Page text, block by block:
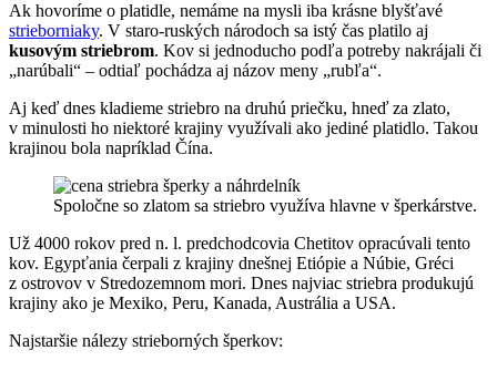
Ak hovoríme o platidle, nemáme na mysli iba krásne blyšťavé
strieborniaky. V staro-ruských národoch sa istý čas platilo aj
kusovým striebrom. Kov si jednoducho podľa potreby nakrájali či
„narúbali“ – odtiaľ pochádza aj názov meny „rubľa“.
Aj keď dnes kladieme striebro na druhú priečku, hneď za zlato,
v minulosti ho niektoré krajiny využívali ako jediné platidlo. Takou
krajinou bola napríklad Čína.
Spoločne so zlatom sa striebro využíva hlavne v šperkárstve.
Už 4000 rokov pred n. l. predchodcovia Chetitov opracúvali tento
kov. Egypťania čerpali z krajiny dnešnej Etiópie a Núbie, Gréci
z ostrovov v Stredozemnom mori. Dnes najviac striebra produkujú
krajiny ako je Mexiko, Peru, Kanada, Austrália a USA.
Najstaršie nálezy strieborných šperkov: